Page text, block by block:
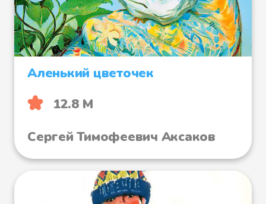
Аленький цветочек
12.8 М
Сергей Тимофеевич Аксаков